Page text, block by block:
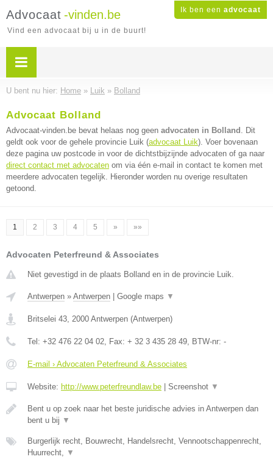
Ik ben een advocaat
Advocaat -vinden.be
Vind een advocaat bij u in de buurt!
U bent nu hier: Home » Luik » Bolland
Advocaat Bolland
Advocaat-vinden.be bevat helaas nog geen advocaten in Bolland . Dit
geldt ook voor de gehele provincie Luik (advocaat Luik). Voer bovenaan
deze pagina uw postcode in voor de dichtstbijzijnde advocaten of ga naar
direct contact met advocaten om via één e-mail in contact te komen met
meerdere advocaten tegelijk. Hieronder worden nu overige resultaten
getoond.
1 2 3 4 5 » »»
Advocaten Peterfreund & Associates
Niet gevestigd in de plaats Bolland en in de provincie Luik.
Antwerpen » Antwerpen Google maps ▼
Britselei 43, 2000 Antwerpen (Antwerpen)
Tel: +32 476 22 04 02, Fax: + 32 3 435 28 49, BTW-nr: -
E-mail › Advocaten Peterfreund & Associates
Website: http://www.peterfreundlaw.be Screenshot ▼
Bent u op zoek naar het beste juridische advies in Antwerpen dan
bent u bij ▼
Burgerlijk recht, Bouwrecht, Handelsrecht, Vennootschappenrecht,
Huurrecht, ▼